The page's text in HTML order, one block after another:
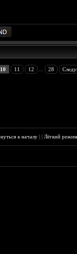
10 11 12 28
к началу ||Лёгкий